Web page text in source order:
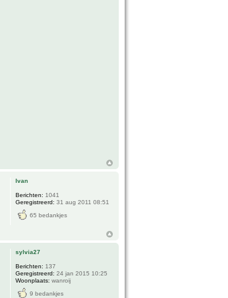
Ivan
Berichten: 1041
Geregistreerd: 31 aug 2011 08:51
65 bedankjes
sylvia27
Berichten: 137
Geregistreerd: 24 jan 2015 10:25
Woonplaats: wanroij
9 bedankjes